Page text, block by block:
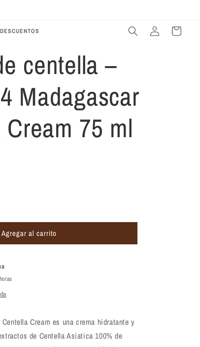
DESCUENTOS
Iniciar
sesión
Carrito
centella –
Madagascar
75 ml
Agregar al carrito
Cream es una crema hidratante y
de Centella Asiatica 100% de